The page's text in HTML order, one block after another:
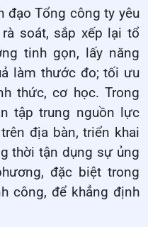
đạo Tổng công ty yêu
soát, sắp xếp lại tổ
tinh gọn, lấy năng
làm thước đo; tối ưu
thức, cơ học. Trong
tập trung nguồn lực
địa bàn, triển khai
thời tận dụng sự ủng
đặc biệt trong
công, để khẳng định